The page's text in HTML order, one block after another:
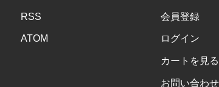
RSS
ATOM
会員登録
ログイン
カートを見る
お問い合わせ